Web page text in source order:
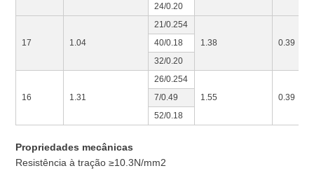
24/0.20
17 1.04
21/0.254
1.38
0.39
40/0.18
32/0.20
16 1.31
26/0.254
1.55
0.39
7/0.49
52/0.18
Propriedades mecânicas
Resistência à tração ≥10.3N/mm2